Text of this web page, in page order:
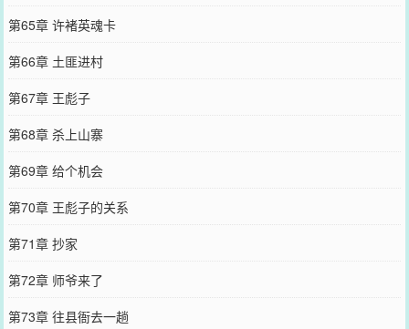
第65章 许褚英魂卡
第66章 土匪进村
第67章 王彪子
第68章 杀上山寨
第69章 给个机会
第70章 王彪子的关系
第71章 抄家
第72章 师爷来了
第73章 往县衙去一趟